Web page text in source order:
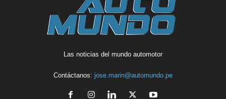
Las noticias del mundo automotor
Contáctanos: jose.marin@automundo.pe